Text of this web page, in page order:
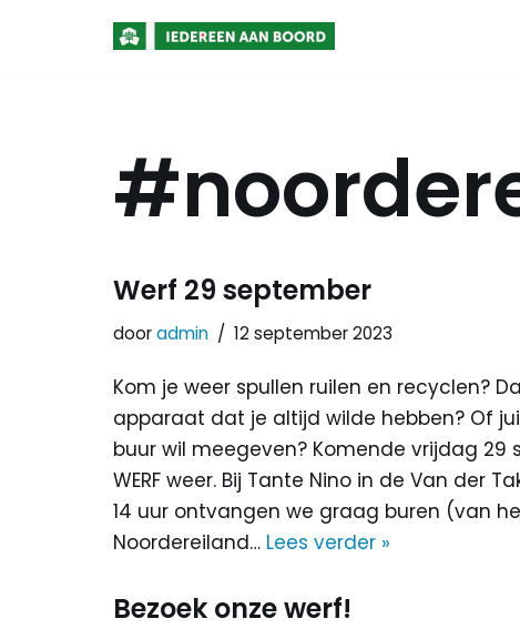
Werf 29 september
dooradmin 12 september 2023
Kom je weer spullen ruilen en recyclen?
apparaat dat je altijd wilde hebben? Of
buur wil meegeven? Komende vrijdag 29
WERF weer. Bij Tante Nino in de Van der
14 uur ontvangen we graag buren (van
Noordereiland… Lees verder »
Bezoek onze werf!